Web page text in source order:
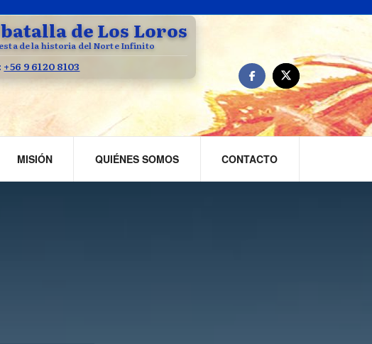
de Los Loros
de la historia del Norte Infinito
+56 9 6120 8103
MISIÓN QUIÉNES SOMOS CONTACTO